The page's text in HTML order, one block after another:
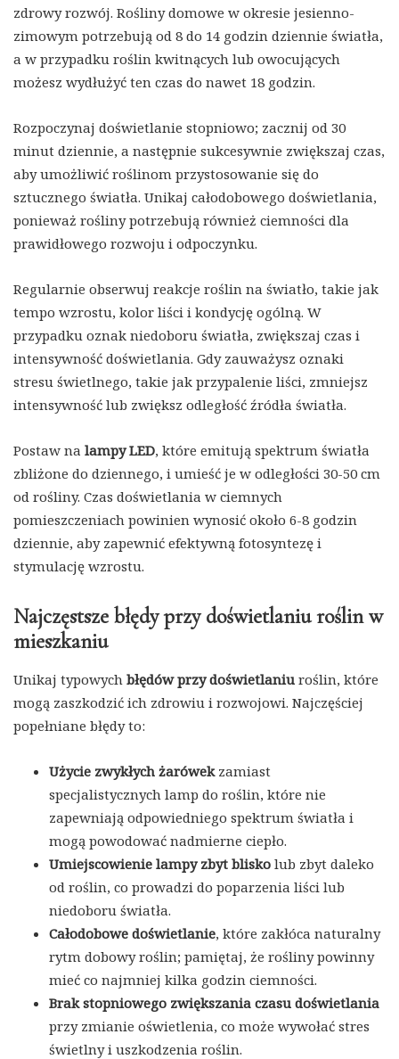
zdrowy rozwój. Rośliny domowe w okresie jesienno-
zimowym potrzebują od 8 do 14 godzin dziennie światła,
a w przypadku roślin kwitnących lub owocujących
możesz wydłużyć ten czas do nawet 18 godzin.
Rozpoczynaj doświetlanie stopniowo; zacznij od 30
minut dziennie, a następnie sukcesywnie zwiększaj czas,
aby umożliwić roślinom przystosowanie się do
sztucznego światła. Unikaj całodobowego doświetlania,
ponieważ rośliny potrzebują również ciemności dla
prawidłowego rozwoju i odpoczynku.
Regularnie obserwuj reakcje roślin na światło, takie jak
tempo wzrostu, kolor liści i kondycję ogólną. W
przypadku oznak niedoboru światła, zwiększaj czas i
intensywność doświetlania. Gdy zauważysz oznaki
stresu świetlnego, takie jak przypalenie liści, zmniejsz
intensywność lub zwiększ odległość źródła światła.
Postaw na lampy LED, które emitują spektrum światła
zbliżone do dziennego, i umieść je w odległości 30-50 cm
od rośliny. Czas doświetlania w ciemnych
pomieszczeniach powinien wynosić około 6-8 godzin
dziennie, aby zapewnić efektywną fotosyntezę i
stymulację wzrostu.
Najczęstsze błędy przy doświetlaniu roślin w
mieszkaniu
Unikaj typowych błędów przy doświetlaniu roślin, które
mogą zaszkodzić ich zdrowiu i rozwojowi. Najczęściej
popełniane błędy to:
Użycie zwykłych żarówekzamiast
specjalistycznych lamp do roślin, które nie
zapewniają odpowiedniego spektrum światła i
mogą powodować nadmierne ciepło.
Umiejscowienie lampy zbyt blisko lub zbyt daleko
od roślin, co prowadzi do poparzenia liści lub
niedoboru światła.
Całodobowe doświetlanie, które zakłóca naturalny
rytm dobowy roślin; pamiętaj, że rośliny powinny
mieć co najmniej kilka godzin ciemności.
Brak stopniowego zwiększania czasu doświetlania
przy zmianie oświetlenia, co może wywołać stres
świetlny i uszkodzenia roślin.